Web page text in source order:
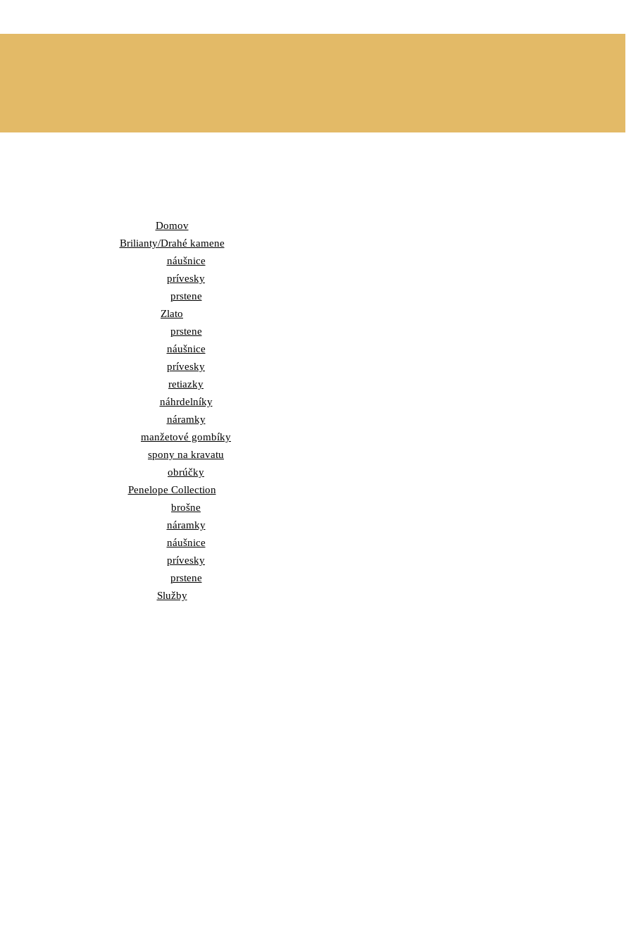
Domov
Brilianty/Drahé kamene
náušnice
prívesky
prstene
Zlato
prstene
náušnice
prívesky
retiazky
náhrdelníky
náramky
manžetové gombíky
spony na kravatu
obrúčky
Penelope Collection
brošne
náramky
náušnice
prívesky
prstene
Služby